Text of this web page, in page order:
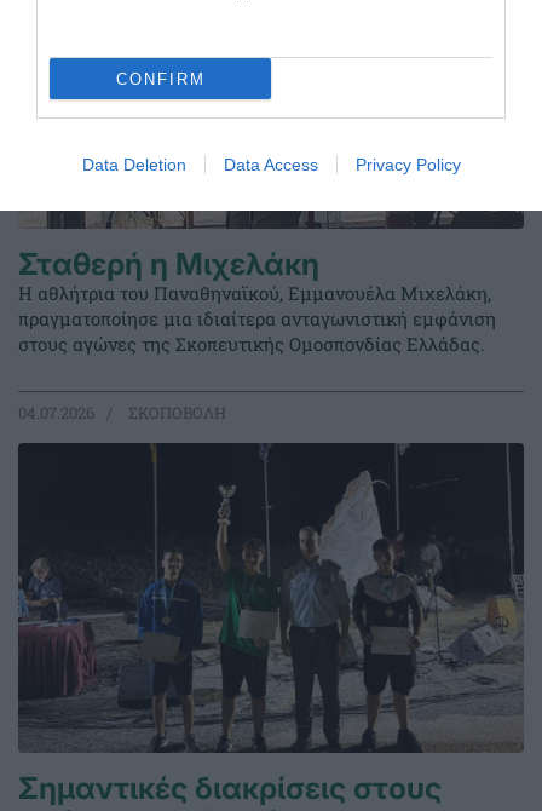
CONFIRM
Data Deletion Data Access Privacy Policy
Σταθερή η Μιχελάκη
Η αθλήτρια του Παναθηναϊκού, Εμμανουέλα Μιχελάκη,
πραγματοποίησε μια ιδιαίτερα ανταγωνιστική εμφάνιση
στους αγώνες της Σκοπευτικής Ομοσπονδίας Ελλάδας.
04.07.2026 ΣΚΟΠΟΒΟΛΗ
Σημαντικές διακρίσεις στους